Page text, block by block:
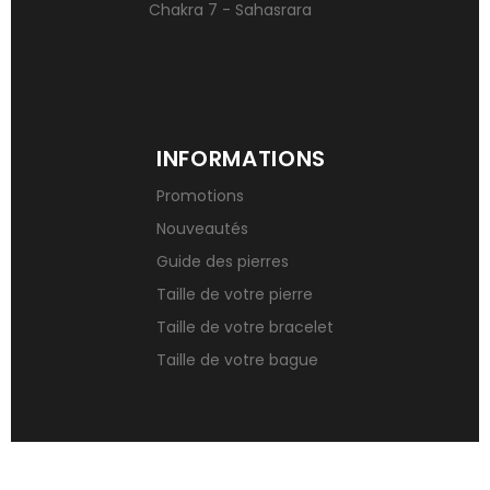
Chakra 7 - Sahasrara
INFORMATIONS
Promotions
Nouveautés
Guide des pierres
Taille de votre pierre
Taille de votre bracelet
Taille de votre bague